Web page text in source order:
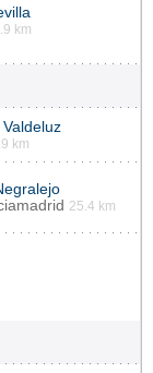
km
km
25.4 km